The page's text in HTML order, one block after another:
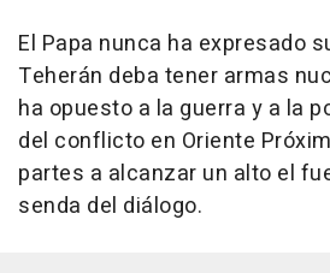
El Papa nunca ha expresado
Teherán deba tener armas
ha opuesto a la guerra y a la
del conflicto en Oriente
partes a alcanzar un alto el
senda del diálogo.